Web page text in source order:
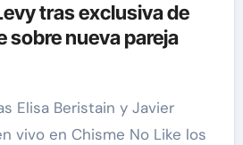
tras exclusiva de
sobre nueva pareja
vivo en Chisme No Like los